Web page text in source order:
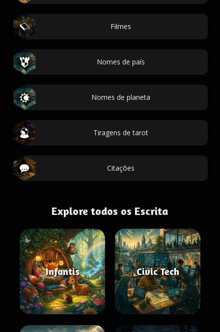
Filmes
Nomes de país
Nomes de planeta
Tiragens de tarot
Citações
Explore todos os Escrita
Infantis Civic Tech